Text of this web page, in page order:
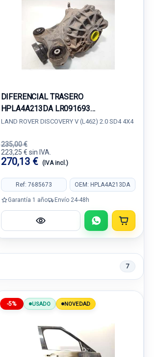
DIFERENCIAL TRASERO
HPLA4A213DA LR091693
HPLA4A213RA
LAND ROVER DISCOVERY V (L462) 2.0 SD4 4X4
235,00 €
223,25 € sin IVA.
270,13 € (IVA incl.)
Ref: 7685673 OEM: HPLA4A213DA
Garantía 1 año Envío 24-48h
7
-5% USADO NOVEDAD